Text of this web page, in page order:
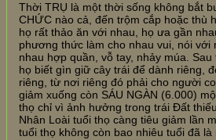
Thời TRỤ là một thời sống không bắt
CHỨC nào cả, đến trộm cắp hoặc thù
họ rất thảo ăn với nhau, họ ưa gần
phương thức làm cho nhau vui, nói với
nhau hợp quần, vỗ tay, nhảy múa.
họ biết gìn giữ cây trái để dành riêng,
riêng, từ nơi riêng đó phải cho người
giảm xuống còn SÁU NGÀN (6.000)
thọ chỉ vì ảnh hưởng trong trái Đất
Nhân Loài tuổi thọ càng tiêu giảm lần
tuổi thọ không còn bao nhiêu tuổi đã là